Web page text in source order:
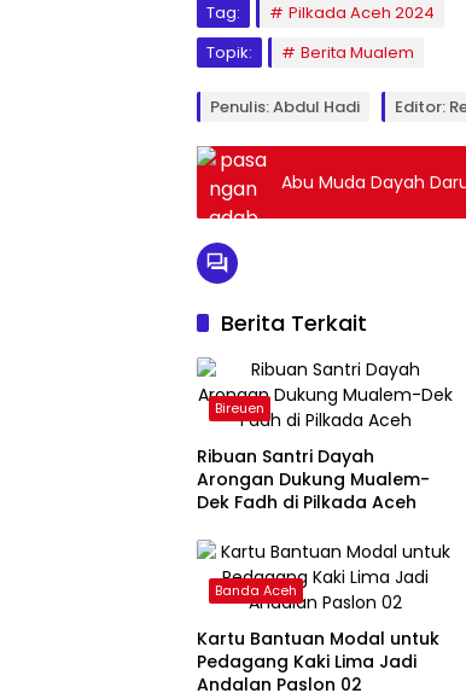
Tag:
Pilkada Aceh 2024
Topik:
Berita Mualem
Penulis: Abdul Hadi Editor:
Abu Muda Dayah
Berita Terkait
Bireuen
Ribuan Santri Dayah
Arongan Dukung Mualem-
Dek Fadh di Pilkada Aceh
Banda Aceh
Kartu Bantuan Modal untuk
Pedagang Kaki Lima Jadi
Andalan Paslon 02